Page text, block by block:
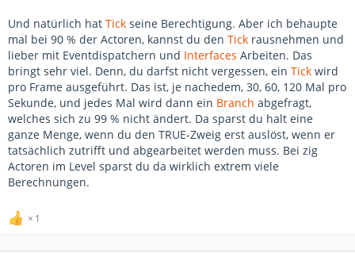
Und natürlich hat Tick seine Berechtigung. Aber ich behaupte
mal bei 90 % der Actoren, kannst du den Tick rausnehmen und
lieber mit Eventdispatchern und Interfaces Arbeiten. Das
bringt sehr viel. Denn, du darfst nicht vergessen, ein Tick wird
pro Frame ausgeführt. Das ist, je nachedem, 30, 60, 120 Mal pro
Sekunde, und jedes Mal wird dann ein Branch abgefragt,
welches sich zu 99 % nicht ändert. Da sparst du halt eine
ganze Menge, wenn du den TRUE-Zweig erst auslöst, wenn er
tatsächlich zutrifft und abgearbeitet werden muss. Bei zig
Actoren im Level sparst du da wirklich extrem viele
Berechnungen.
1